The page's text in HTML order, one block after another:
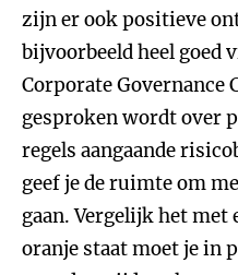
zijn er ook positieve
bijvoorbeeld heel goed
Corporate Governance
gesproken wordt over
regels aangaande
geef je de ruimte om
gaan. Vergelijk het
oranje staat moet je in